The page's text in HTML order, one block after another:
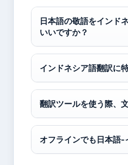
日本語の敬語をインド
いいですか？
インドネシア語翻訳に
翻訳ツールを使う際、
オフラインでも日本語-